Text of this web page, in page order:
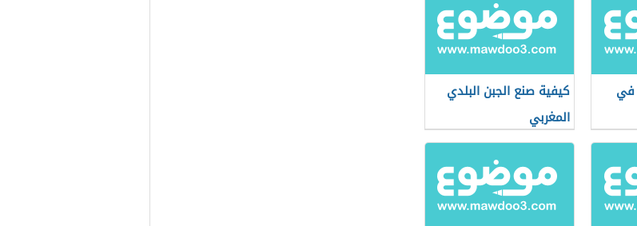
في
كيفية صنع الجبن البلدي
المغربي